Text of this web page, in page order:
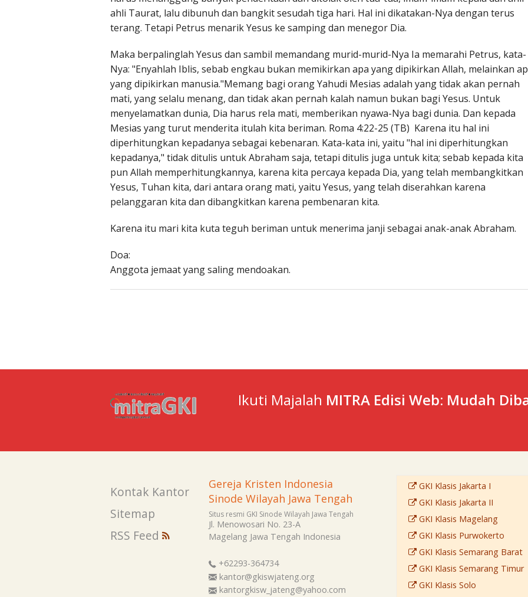
ahli Taurat, lalu dibunuh dan bangkit sesudah tiga hari. Hal ini dikatakan-Nya dengan terus
terang. Tetapi Petrus menarik Yesus ke samping dan menegor Dia.
Maka berpalinglah Yesus dan sambil memandang murid-murid-Nya Ia memarahi Petrus, kata-
Nya: "Enyahlah Iblis, sebab engkau bukan memikirkan apa yang dipikirkan Allah, melainkan
yang dipikirkan manusia."Memang bagi orang Yahudi Mesias adalah yang tidak akan pernah
mati, yang selalu menang, dan tidak akan pernah kalah namun bukan bagi Yesus. Untuk
menyelamatkan dunia, Dia harus rela mati, memberikan nyawa-Nya bagi dunia. Dan kepada
Mesias yang turut menderita itulah kita beriman. Roma 4:22-25 (TB) Karena itu hal ini
diperhitungkan kepadanya sebagai kebenaran. Kata-kata ini, yaitu "hal ini diperhitungkan
kepadanya," tidak ditulis untuk Abraham saja, tetapi ditulis juga untuk kita; sebab kepada kita
pun Allah memperhitungkannya, karena kita percaya kepada Dia, yang telah membangkitkan
Yesus, Tuhan kita, dari antara orang mati, yaitu Yesus, yang telah diserahkan karena
pelanggaran kita dan dibangkitkan karena pembenaran kita.
Karena itu mari kita kuta teguh beriman untuk menerima janji sebagai anak-anak Abraham.
Doa:
Anggota jemaat yang saling mendoakan.
Ikuti Majalah MITRA Edisi Web: Mudah
Kontak Kantor
Sitemap
RSS Feed
Gereja Kristen Indonesia
Sinode Wilayah Jawa Tengah
Situs resmi GKI Sinode Wilayah Jawa Tengah
Jl. Menowosari No. 23-A
Magelang Jawa Tengah Indonesia
+62293-364734
kantor@gkiswjateng.org
kantorgkisw_jateng@yahoo.com
GKI Klasis Jakarta I
GKI Klasis Jakarta II
GKI Klasis Magelang
GKI Klasis Purwokerto
GKI Klasis Semarang Barat
GKI Klasis Semarang Timur
GKI Klasis Solo